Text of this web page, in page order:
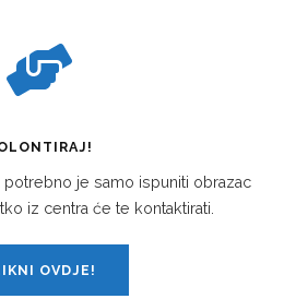
potrebno je samo ispuniti obrazac
iz centra će te kontaktirati.
OVDJE!